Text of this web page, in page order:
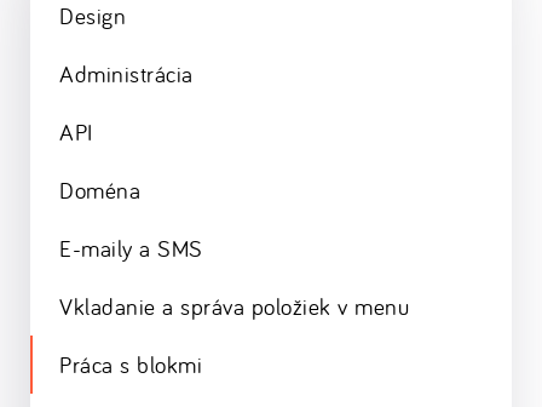
Design
Administrácia
API
Doména
E-maily a SMS
Vkladanie a správa položiek v menu
Práca s blokmi